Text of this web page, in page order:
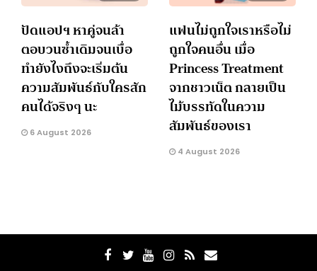
ปัดแอปฯ หาคู่จนล้า
ตอบวนซ้ำเดิมจนเบื่อ
ทำยังไงถึงจะเริ่มต้น
ความสัมพันธ์กับใครสัก
คนได้จริงๆ นะ
6 August 2026
แฟนไม่ถูกใจเราหรือไม่
ถูกใจคนอื่น เมื่อ
Princess Treatment
จากชาวเน็ต กลายเป็น
ไม้บรรทัดในความ
สัมพันธ์ของเรา
4 August 2026